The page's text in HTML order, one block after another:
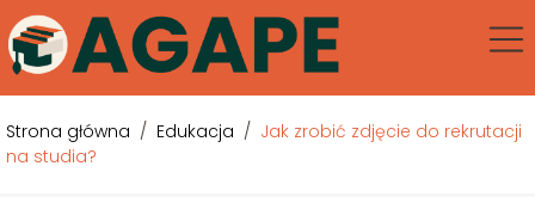
Strona główna / Edukacja / Jak zrobić zdjęcie do rekrutacji
na studia?